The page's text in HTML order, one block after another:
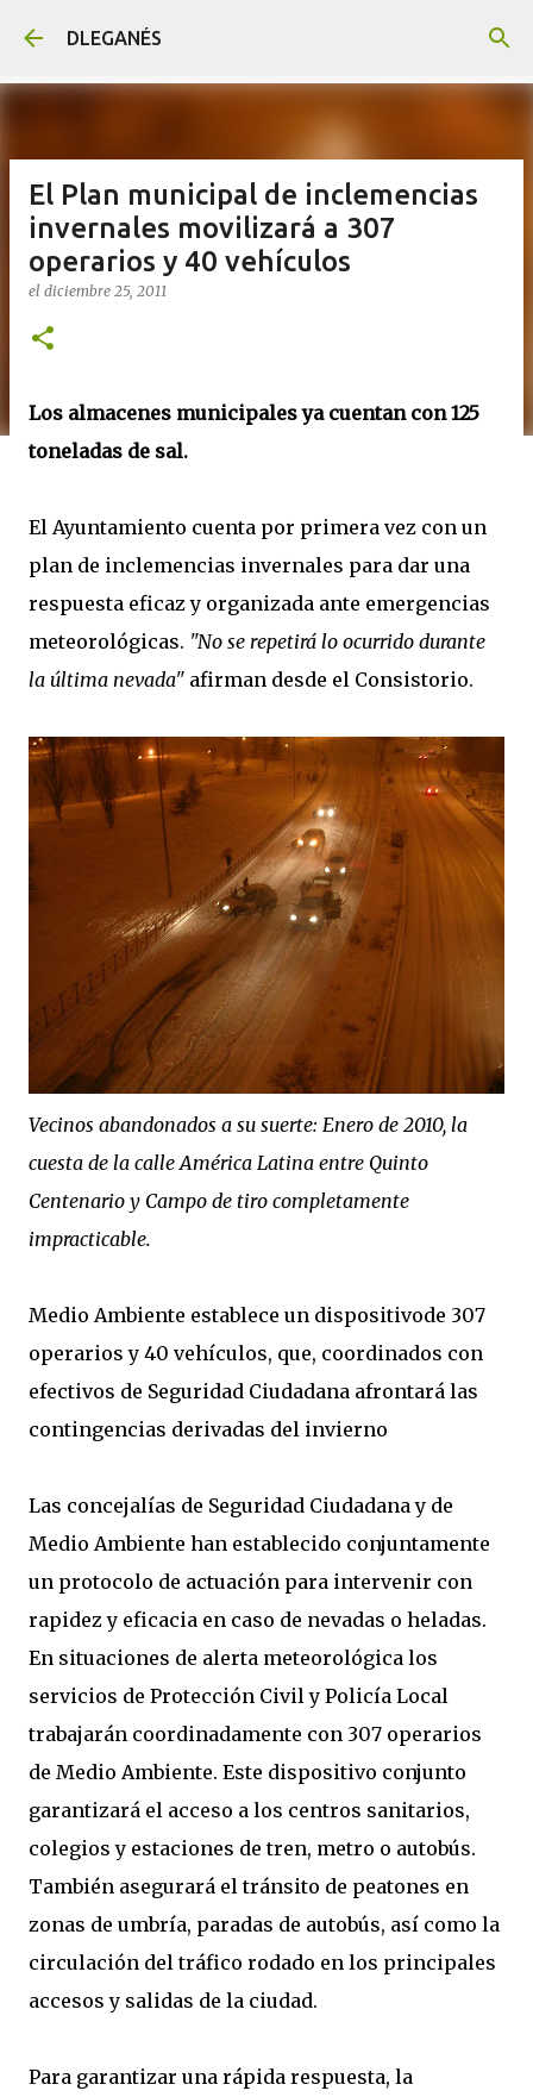
DLEGANÉS
El Plan municipal de inclemencias
invernales movilizará a 307
operarios y 40 vehículos
el diciembre 25, 2011
Los almacenes municipales ya cuentan con 125
toneladas de sal.
El Ayuntamiento cuenta por primera vez con un
plan de inclemencias invernales para dar una
respuesta eficaz y organizada ante emergencias
meteorológicas. "No se repetirá lo ocurrido durante
la última nevada" afirman desde el Consistorio.
Vecinos abandonados a su suerte: Enero de 2010, la
cuesta de la calle América Latina entre Quinto
Centenario y Campo de tiro completamente
impracticable.
Medio Ambiente establece un dispositivode 307
operarios y 40 vehículos, que, coordinados con
efectivos de Seguridad Ciudadana afrontará las
contingencias derivadas del invierno
Las concejalías de Seguridad Ciudadana y de
Medio Ambiente han establecido conjuntamente
un protocolo de actuación para intervenir con
rapidez y eficacia en caso de nevadas o heladas.
En situaciones de alerta meteorológica los
servicios de Protección Civil y Policía Local
trabajarán coordinadamente con 307 operarios
de Medio Ambiente. Este dispositivo conjunto
garantizará el acceso a los centros sanitarios,
colegios y estaciones de tren, metro o autobús.
También asegurará el tránsito de peatones en
zonas de umbría, paradas de autobús, así como la
circulación del tráfico rodado en los principales
accesos y salidas de la ciudad.
Para garantizar una rápida respuesta, la